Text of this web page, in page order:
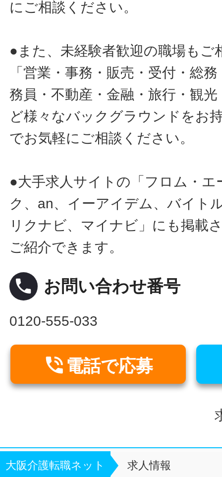
にご相談ください。
●また、未経験者歓迎の職場もご
「営業・事務・販売・受付・総
務員・不動産・金融・旅行・観
ど様々なバックグラウンドをお
でお気軽にご相談ください。
●大手求人サイトの「フロム・
ク、an、イーアイデム、バイト
リクナビ、マイナビ」にも掲載
ご紹介できます。
local_phone お問い合わせ番号
0120-555-033
 電話で応募
大阪介護転職ネット 求人情報